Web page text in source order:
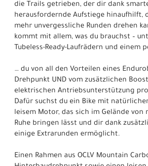
die Trails getrieben, der dir dank
herausfordernde Aufstiege hinaufhilft,
mehr unvergessliche Runden drehen
kommt mit allem, was du brauchst –
Tubeless-Ready-Laufrädern und einem
… du von all den Vorteilen eines
Drehpunkt UND vom zusätzlichen
elektrischen Antriebsunterstützung
Dafür suchst du ein Bike mit
leisem Motor, das sich im Gelände von
Ruhe bringen lässt und dir dank
einige Extrarunden ermöglicht.
Einen Rahmen aus OCLV Mountain